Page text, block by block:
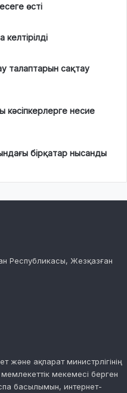
өсті
талаптарын сақтау
кәсіпкерлерге несие
бірқатар нысанды
Республикасы, Жезқазған
ақпарат министрлігінің
мекемесі берген
басылымын, интернет-